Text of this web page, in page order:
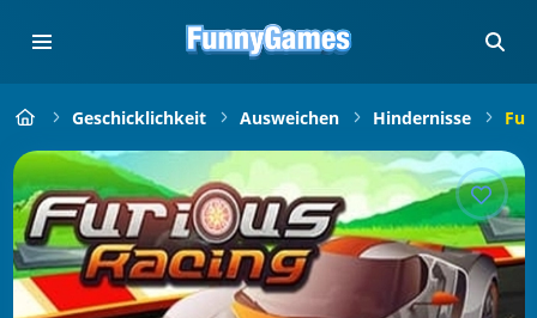
Geschicklichkeit Ausweichen Hindernisse